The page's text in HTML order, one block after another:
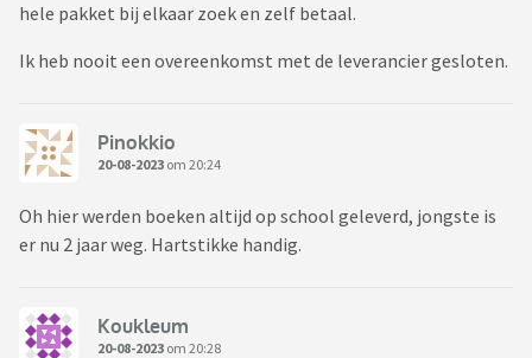
hele pakket bij elkaar zoek en zelf betaal.
Ik heb nooit een overeenkomst met de leverancier gesloten.
Pinokkio
20-08-2023 om 20:24
Oh hier werden boeken altijd op school geleverd, jongste is
er nu 2 jaar weg. Hartstikke handig.
Koukleum
20-08-2023 om 20:28